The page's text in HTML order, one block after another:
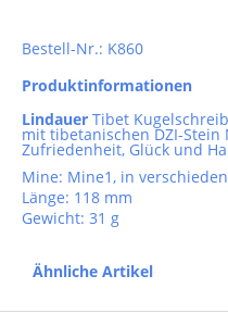
Bestell-Nr.: K860
Produktinformationen
Lindauer Tibet
mit tibetanischen DZI-
Zufriedenheit, Glück und
Mine: Mine1, in
Länge: 118 mm
Gewicht: 31 g
Ähnliche Artikel